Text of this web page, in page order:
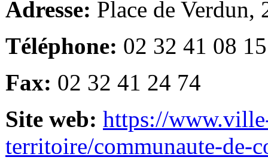
Adresse: Place de Verdun,
Téléphone: 02 32 41 08 15
Fax: 02 32 41 24 74
Site web: https://
territoire/communaute-de-